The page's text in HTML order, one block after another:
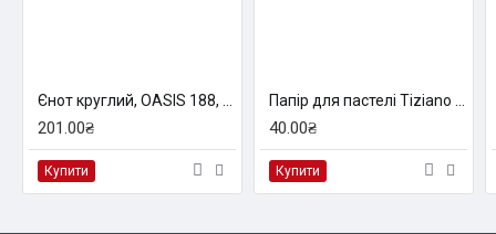
201.00₴
Купити
40.00₴
Купити